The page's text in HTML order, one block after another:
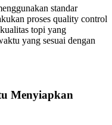
standar
proses quality control
topi yang
yang sesuai dengan
Menyiapkan